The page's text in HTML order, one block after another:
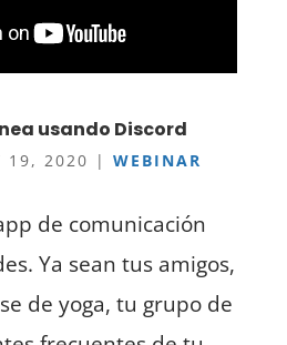
usando Discord
19, 2020 | WEBINAR
de comunicación
Ya sean tus amigos,
de yoga, tu grupo de